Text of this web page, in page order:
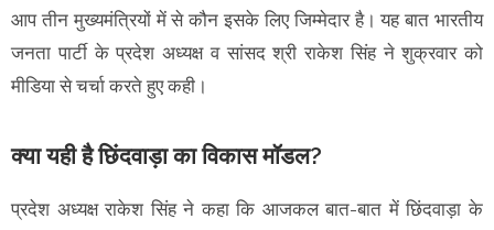
आप तीन मुख्यमंत्रियों में से कौन इसके लिए जिम्मेदार है। यह बात भारतीय
जनता पार्टी के प्रदेश अध्यक्ष व सांसद श्री राकेश सिंह ने शुक्रवार को
मीडिया से चर्चा करते हुए कही।
क्या यही है छिंदवाड़ा का विकास मॉडल?
प्रदेश अध्यक्ष राकेश सिंह ने कहा कि आजकल बात-बात में छिंदवाड़ा के